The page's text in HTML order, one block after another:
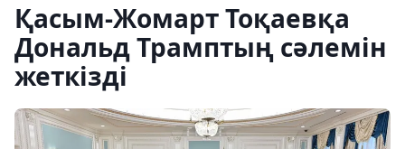
Қасым-Жомарт Тоқаевқа
Дональд Трамптың сәлемін
жеткізді